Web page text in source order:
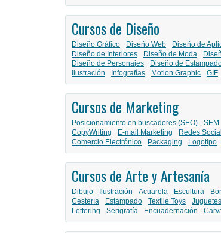
Cursos de Diseño
Diseño Gráfico Diseño Web Diseño de
Diseño de Interiores
Diseño de Moda
Diseño de Personajes
Diseño de
Ilustración
Infografías Motion Graphic GIF
Cursos de Marketing
Posicionamiento en buscadores (SEO) SEM
CopyWriting
E-mail Marketing Redes
Comercio Electrónico
Packaging Logotipo
Cursos de Arte y Artesanía
Dibujo Ilustración Acuarela Escultura
Cestería
Estampado Textile Toys Juguetes
Lettering
Serigrafía Encuadernación